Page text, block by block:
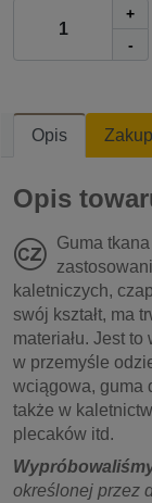
+
-
Opis
Opis
Guma
kaletniczych,
swój kształt, ma
materiału. Jest
w przemyśle
wciągowa, guma
także w
plecaków itd.
określonej przez